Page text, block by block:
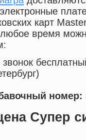
карт
любое время
звонок
номер:
Супер